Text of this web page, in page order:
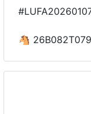
補水需求。
感。
安全材質：耐用
🐴
業務用級泡泡乾